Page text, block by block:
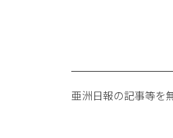
亜洲日報の記事等を